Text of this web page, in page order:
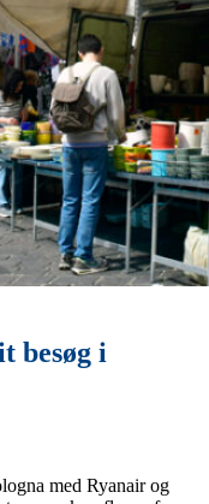
besøg i
med Ryanair og